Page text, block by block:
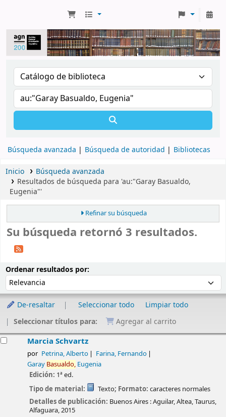
Búsqueda avanzada Búsqueda de autoridad Bibliotecas
Inicio
Búsqueda avanzada
Resultados de búsqueda para 'au:"Garay Basualdo,
Eugenia"'
Refinar su búsqueda
Su búsqueda retornó 3 resultados.
Ordenar resultados por:
De-resaltar Seleccionar todo
Limpiar todo
Seleccionar títulos para:
Agregar al carrito
Marcia Schvartz
por Petrina, Alberto
Farina, Fernando
Garay Basualdo, Eugenia
Edición: 1ª ed.
Tipo de material:
Texto; Formato: caracteres normales
Detalles de publicación: Buenos Aires :Aguilar, Altea, Taurus,
Alfaguara,2015